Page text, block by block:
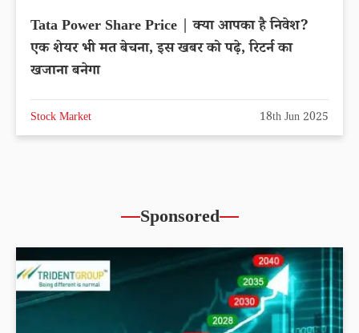
Tata Power Share Price | क्या आपका है निवेश?
एक शेयर भी मत बेचना, इस खबर को पढ़े, रिटर्न का
खजाना बनेगा
Stock Market 18th Jun 2025
Sponsored